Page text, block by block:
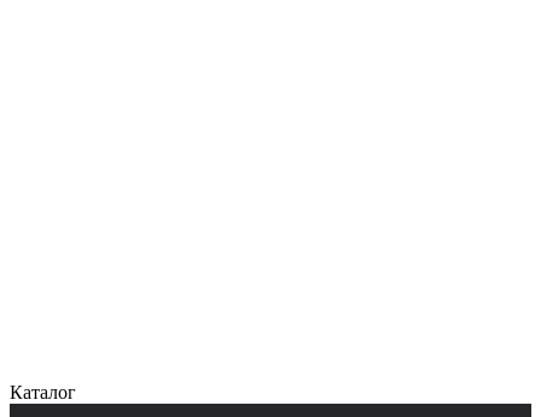
Каталог